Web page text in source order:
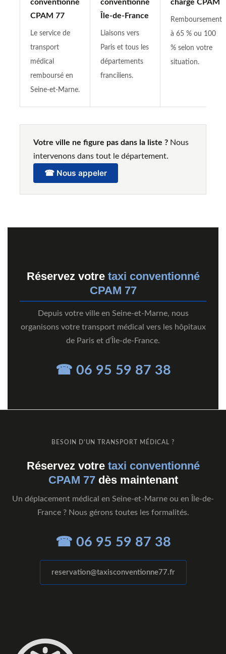
conventionné
CPAM 77
Le service de
transport
médical
remboursé en
Seine-et-Marne.
conventionné
Île-de-France
Liaisons vers
Paris et tous les
départements
franciliens.
charge CPAM
Remboursement
à 65 % ou 100
% selon votre
situation.
Votre ville ne figure pas dans la liste ? Nous
intervenons dans tout le département.
☎ Nous appeler
Réservez votre taxi conventionné
CPAM 77
Depuis votre ville en Seine-et-Marne, nous
organisons votre transport médical vers les hôpitaux
de Paris et d’Île-de-France.
☎ 06 95 59 87 38
BESOIN D'UN TRANSPORT MÉDICAL ?
Réservez votre taxi conventionné
CPAM 77dès maintenant
Un déplacement médical en Seine-et-Marne ou en Île-de-
France ? Nous gérons toutes les formalités.
☎ 06 95 59 87 38
reservation@taxisconventionne77.fr